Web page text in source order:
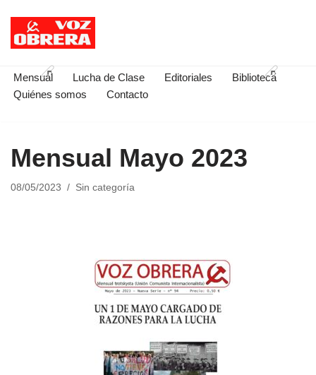
Saltar
contenido
Mensual Lucha de Clase Editoriales
Biblioteca
Quiénes somos
Contacto
Mensual Mayo 2023
08/05/2023 Sin categoría